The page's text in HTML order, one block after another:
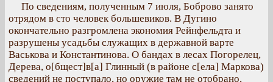
По сведениям, полученным 7 июля, Боброво занято
отрядом в сто человек большевиков. В Дугино
окончательно разгромлена экономия Рейнфельдта и
разрушены усадьбы служащих в державной варте
Васькова и Константинова. О бандах в лесах Погорелец,
Дерева, о[бщест]в[а] Глинный (в районе с[ела] Маркова)
сведений не поступало, но оружие там не отобрано,